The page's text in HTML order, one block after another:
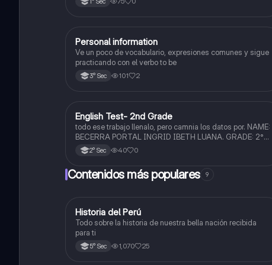
Inglés
Personal information
Ve un poco de vocabulario, expresiones comunes y sigue
practicando con el verbo to be
3° Sec 101 2
Inglés
English Test- 2nd Grade
todo ese trabajo llenalo, pero camnia los datos por. NAME:
BECERRA PORTAL INGRID IBETH LUANA. GRADE: 2°
SECTION: F. y cambia el diseño con uno más bonito pero
diferente, trabajalo en CANVA, gracias.
2° Sec 40 0
Contenidos más populares 9
Ciencias Sociales
Historia del Perú
Todo sobre la historia de nuestra bella nación recibida
para ti
5° Sec 1,070 25